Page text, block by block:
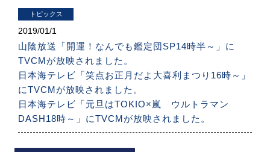
トピックス
2019/01/1
山陰放送「開運！なんでも鑑定団SP14時半～」に
TVCMが放映されました。
日本海テレビ「笑点お正月だよ大喜利まつり16時～」
にTVCMが放映されました。
日本海テレビ「元旦はTOKIO×嵐 ウルトラマン
DASH18時～」にTVCMが放映されました。